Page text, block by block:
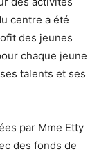
centre a été
des jeunes
chaque jeune
talents et ses
par Mme Etty
des fonds de